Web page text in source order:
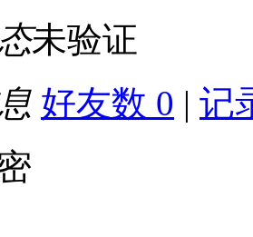
未验证
好友数 0 | 记